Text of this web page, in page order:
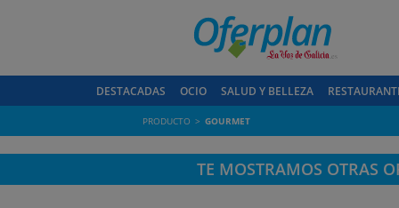
DESTACADAS OCIO SALUD Y BELLEZA
PRODUCTO GOURMET
TE MOSTRAMOS OTRAS